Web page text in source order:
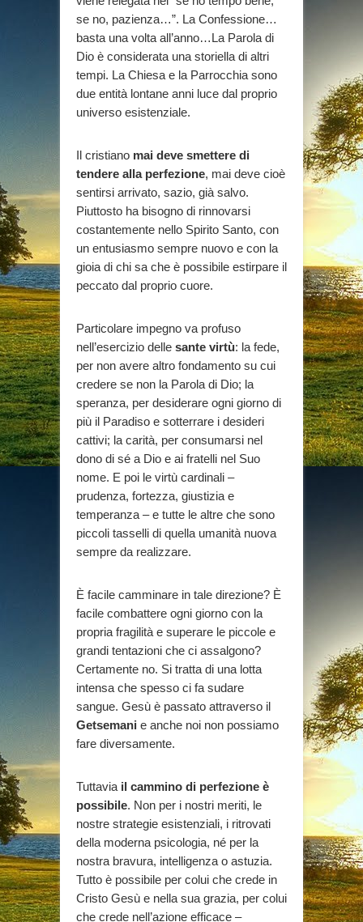
se no, pazienza…”. La Confessione…
basta una volta all’anno…La Parola di
Dio è considerata una storiella di altri
tempi. La Chiesa e la Parrocchia sono
due entità lontane anni luce dal proprio
universo esistenziale.
Il cristiano mai deve smettere di
tendere alla perfezione, mai deve cioè
sentirsi arrivato, sazio, già salvo.
Piuttosto ha bisogno di rinnovarsi
costantemente nello Spirito Santo, con
un entusiasmo sempre nuovo e con la
gioia di chi sa che è possibile estirpare il
peccato dal proprio cuore.
Particolare impegno va profuso
nell’esercizio delle sante virtù: la fede,
per non avere altro fondamento su cui
credere se non la Parola di Dio; la
speranza, per desiderare ogni giorno di
più il Paradiso e sotterrare i desideri
cattivi; la carità, per consumarsi nel
dono di sé a Dio e ai fratelli nel Suo
nome. E poi le virtù cardinali –
prudenza, fortezza, giustizia e
temperanza – e tutte le altre che sono
piccoli tasselli di quella umanità nuova
sempre da realizzare.
È facile camminare in tale direzione? È
facile combattere ogni giorno con la
propria fragilità e superare le piccole e
grandi tentazioni che ci assalgono?
Certamente no. Si tratta di una lotta
intensa che spesso ci fa sudare
sangue. Gesù è passato attraverso il
Getsemani e anche noi non possiamo
fare diversamente.
Tuttavia il cammino di perfezione è
possibile. Non per i nostri meriti, le
nostre strategie esistenziali, i ritrovati
della moderna psicologia, né per la
nostra bravura, intelligenza o astuzia.
Tutto è possibile per colui che crede in
Cristo Gesù e nella sua grazia, per colui
che crede nell’azione efficace –